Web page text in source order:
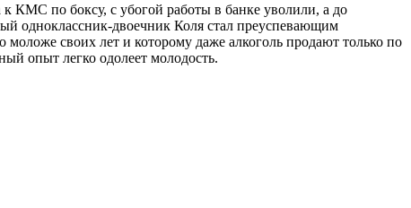
КМС по боксу, с убогой работы в банке уволили, а до
одноклассник-двоечник Коля стал преуспевающим
своих лет и которому даже алкоголь продают только по
опыт легко одолеет молодость.